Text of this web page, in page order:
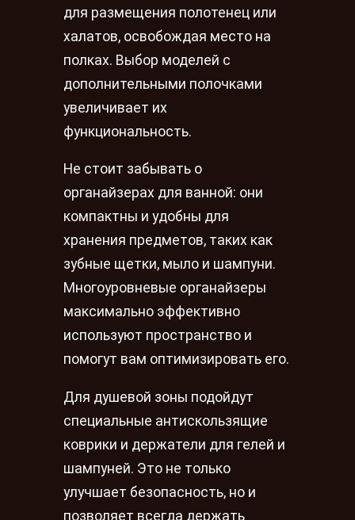
для размещения полотенец или
халатов, освобождая место на
полках. Выбор моделей с
дополнительными полочками
увеличивает их
функциональность.
Не стоит забывать о
органайзерах для ванной: они
компактны и удобны для
хранения предметов, таких как
зубные щетки, мыло и шампуни.
Многоуровневые органайзеры
максимально эффективно
используют пространство и
помогут вам оптимизировать его.
Для душевой зоны подойдут
специальные антискользящие
коврики и держатели для гелей и
шампуней. Это не только
улучшает безопасность, но и
позволяет всегда держать